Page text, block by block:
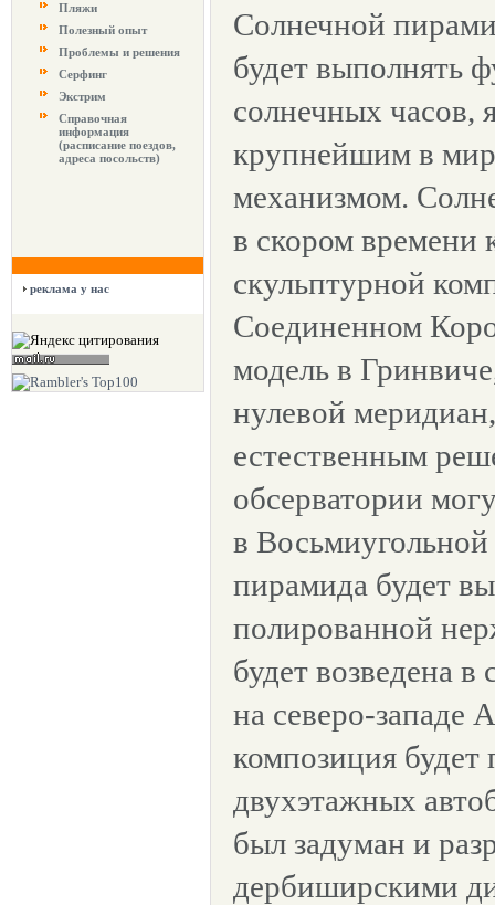
Пляжи
Полезный опыт
Проблемы и решения
Серфинг
Экстрим
Справочная
информация
(расписание поездов,
адреса посольств)
реклама у нас
Солнечной
будет выполнять
солнечных часов,
крупнейшим в
механизмом.
в скором времени
скульптурной
Соединенном
модель в
нулевой
естественным
обсерватории
в
пирамида будет
полированной
будет возведена
на северо-западе
композиция будет
двухэтажных
был задуман и
дербиширскими